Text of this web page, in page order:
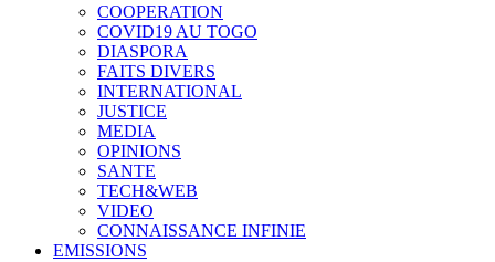
COOPERATION
COVID19 AU TOGO
DIASPORA
FAITS DIVERS
INTERNATIONAL
JUSTICE
MEDIA
OPINIONS
SANTE
TECH&WEB
VIDEO
CONNAISSANCE INFINIE
EMISSIONS